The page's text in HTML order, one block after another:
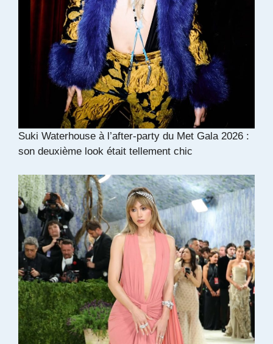
Suki Waterhouse à l’after-party du Met Gala 2026 :
son deuxième look était tellement chic